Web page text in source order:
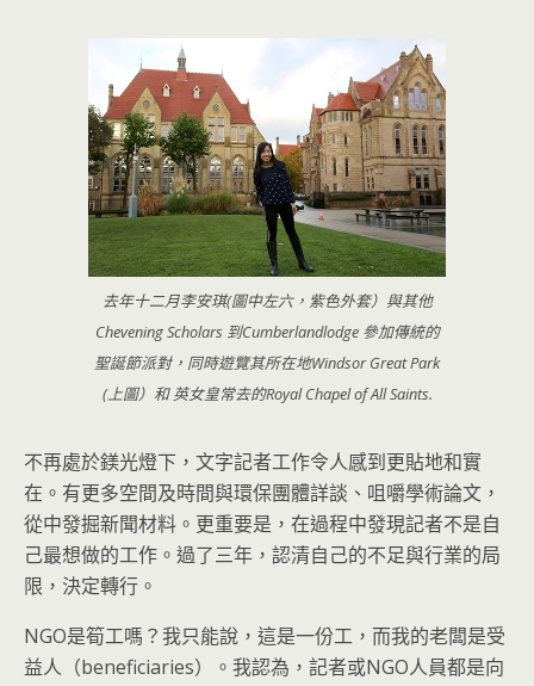
去年十二月李安琪(圖中左六，紫色外套）與其他
Chevening Scholars 到Cumberlandlodge 參加傳統的
聖誕節派對，同時遊覽其所在地Windsor Great Park
(上圖）和 英女皇常去的Royal Chapel of All Saints.
不再處於鎂光燈下，文字記者工作令人感到更貼地和實
在。有更多空間及時間與環保團體詳談、咀嚼學術論文，
從中發掘新聞材料。更重要是，在過程中發現記者不是自
己最想做的工作。過了三年，認清自己的不足與行業的局
限，決定轉行。
NGO是筍工嗎？我只能說，這是一份工，而我的老闆是受
益人（beneficiaries）。我認為，記者或NGO人員都是向